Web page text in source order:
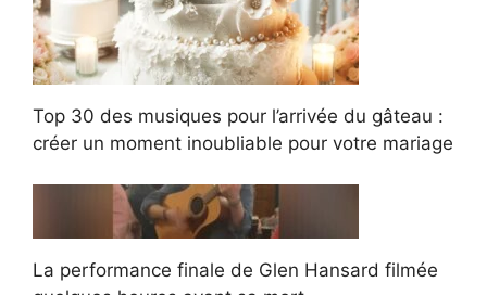
Top 30 des musiques pour l’arrivée du gâteau :
créer un moment inoubliable pour votre mariage
La performance finale de Glen Hansard filmée